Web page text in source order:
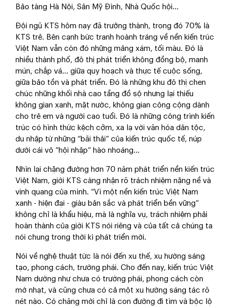
Bảo tàng Hà Nội, Sân Mỹ Đình, Nhà Quốc hội…
Đội ngũ KTS hôm nay đã trưởng thành, trong đó 70% là
KTS trẻ. Bên cạnh bức tranh hoành tráng về nền kiến trúc
Việt Nam vẫn còn đó những mảng xám, tối màu. Đó là
nhiều thành phố, đô thị phát triển không đồng bộ, manh
mún, chắp vá… giữa quy hoạch và thực tế cuộc sống,
giữa bảo tồn và phát triển. Đó là những khu đô thị chen
chúc những khối nhà cao tầng đồ sộ nhưng lại thiếu
không gian xanh, mặt nước, không gian công cộng dành
cho trẻ em và người cao tuổi. Đó là những công trình kiến
trúc có hình thức kệch cỡm, xa lạ với văn hóa dân tộc,
du nhập từ những “bãi thải” của kiến trúc quốc tế, núp
dưới cái vỏ “hội nhập” hào nhoáng...
Nhìn lại chặng đường hơn 70 năm phát triển nền kiến trúc
Việt Nam, giới KTS càng nhận rõ trách nhiệm nặng nề và
vinh quang của mình. “Vì một nền kiến trúc Việt Nam
xanh - hiện đại - giàu bản sắc và phát triển bền vững”
không chỉ là khẩu hiệu, mà là nghĩa vụ, trách nhiệm phải
hoàn thành của giới KTS nói riêng và của tất cả chúng ta
nói chung trong thời kì phát triển mới.
Nói về nghệ thuật tức là nói đến xu thế, xu hướng sáng
tạo, phong cách, trường phái. Cho đến nay, kiến trúc Việt
Nam dường như chưa có trường phái, phong cách còn
mờ nhạt, và cũng chưa có cả một xu hướng sáng tác rõ
nét nào. Có chăng mới chỉ là con đường đi tìm và bộc lộ